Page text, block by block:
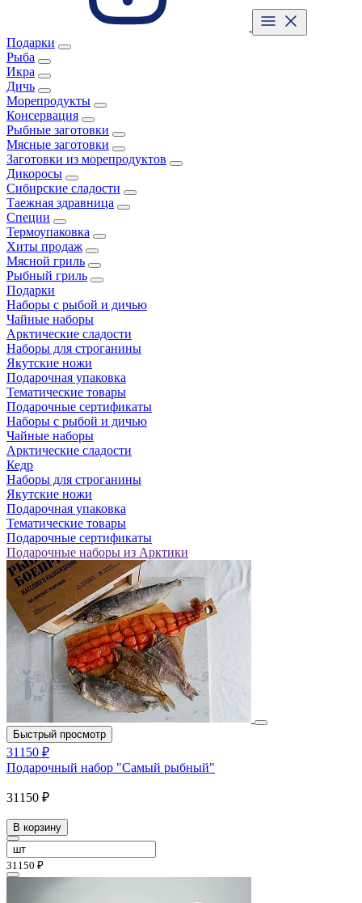
Подарки
Рыба
Икра
Дичь
Морепродукты
Консервация
Рыбные заготовки
Мясные заготовки
Заготовки из морепродуктов
Дикоросы
Сибирские сладости
Таежная здравница
Специи
Термоупаковка
Хиты продаж
Мясной гриль
Рыбный гриль
Подарки
Наборы с рыбой и дичью
Чайные наборы
Арктические сладости
Наборы для строганины
Якутские ножи
Подарочная упаковка
Тематические товары
Подарочные сертификаты
Наборы с рыбой и дичью
Чайные наборы
Арктические сладости
Кедр
Наборы для строганины
Якутские ножи
Подарочная упаковка
Тематические товары
Подарочные сертификаты
Подарочные наборы из Арктики
Быстрый просмотр
31150 ₽
Подарочный набор "Самый рыбный"
31150 ₽
В корзину
31150 ₽